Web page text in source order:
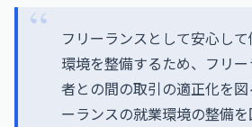
フリーランスとして安心し
環境を整備するため、フリ
者との間の取引の適正化を
ーランスの就業環境の整備